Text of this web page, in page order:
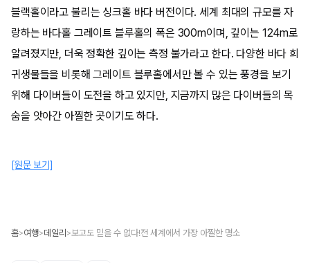
블랙홀이라고 불리는 싱크홀 바다 버전이다. 세계 최대의 규모를 자
랑하는 바다홀 그레이트 블루홀의 폭은 300m이며, 깊이는 124m로
알려졌지만, 더욱 정확한 깊이는 측정 불가라고 한다. 다양한 바다 희
귀생물들을 비롯해 그레이트 블루홀에서만 볼 수 있는 풍경을 보기
위해 다이버들이 도전을 하고 있지만, 지금까지 많은 다이버들의 목
숨을 앗아간 아찔한 곳이기도 하다.
[원문 보기]
홈>여행>데일리 >보고도 믿을 수 없다!전 세계에서 가장 아찔한 명소